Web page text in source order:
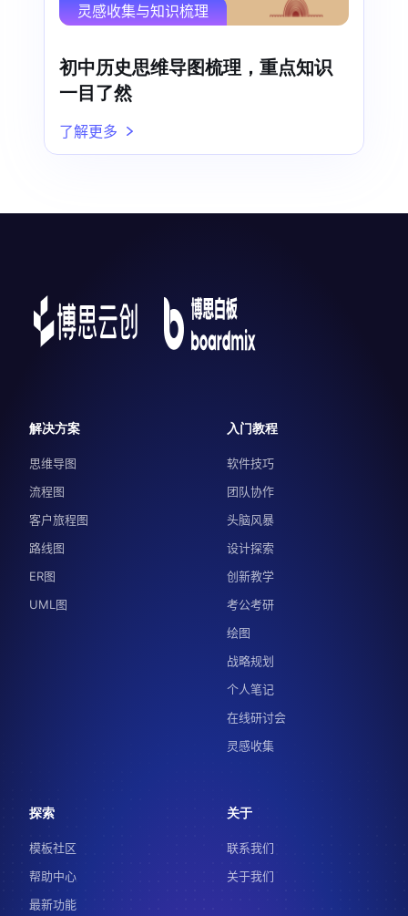
灵感收集与知识梳理
初中历史思维导图梳理，重点知识
一目了然
了解更多
解决方案
思维导图
流程图
客户旅程图
路线图
ER图
UML图
入门教程
软件技巧
团队协作
头脑风暴
设计探索
创新教学
考公考研
绘图
战略规划
个人笔记
在线研讨会
灵感收集
探索
模板社区
帮助中心
最新功能
关于
联系我们
关于我们